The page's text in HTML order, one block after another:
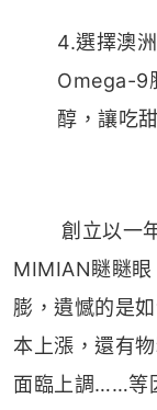
4.選擇澳
Omega-9
醇，讓吃
創立以一年
MIMIAN瞇瞇眼
膨，遺憾的是
本上漲，還有
面臨上調……等